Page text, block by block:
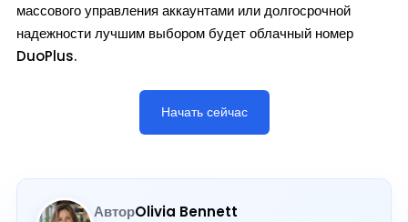
массового управления аккаунтами или долгосрочной
надежности лучшим выбором будет облачный номер
DuoPlus.
Начать сейчас
АвторOlivia Bennett